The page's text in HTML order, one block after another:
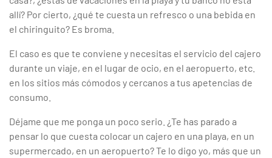
allí? Por cierto, ¿qué te cuesta un refresco o una bebida en
el chiringuito? Es broma.
El caso es que te conviene y necesitas el servicio del cajero
durante un viaje, en el lugar de ocio, en el aeropuerto, etc.
en los sitios más cómodos y cercanos a tus apetencias de
consumo.
Déjame que me ponga un poco serio. ¿Te has parado a
pensar lo que cuesta colocar un cajero en una playa, en un
supermercado, en un aeropuerto? Te lo digo yo, más que un